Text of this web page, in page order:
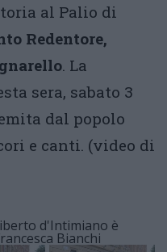
al Palio di
Redentore,
. La
sera, sabato 3
dal popolo
e canti. (video di
d'Intimiano è
Bianchi